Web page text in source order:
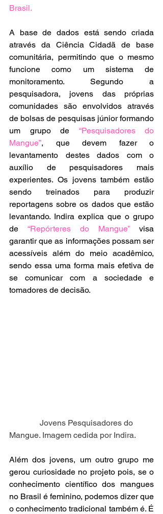
Brasil.
A base de dados está sendo criada
através da Ciência Cidadã de base
comunitária, permitindo que o mesmo
funcione como um sistema de
monitoramento. Segundo a
pesquisadora, jovens das próprias
comunidades são envolvidos através
de bolsas de pesquisas júnior formando
um grupo de “Pesquisadores do
Mangue”, que devem fazer o
levantamento destes dados com o
auxílio de pesquisadores mais
experientes. Os jovens também estão
sendo treinados para produzir
reportagens sobre os dados que estão
levantando. Indira explica que o grupo
de “Repórteres do Mangue” visa
garantir que as informações possam ser
acessíveis além do meio acadêmico,
sendo essa uma forma mais efetiva de
se comunicar com a sociedade e
tomadores de decisão.
Mangue. Imagem cedida por Indira.
Além dos jovens, um outro grupo me
gerou curiosidade no projeto pois, se o
conhecimento científico dos mangues
no Brasil é feminino, podemos dizer que
o conhecimento tradicional também é. É